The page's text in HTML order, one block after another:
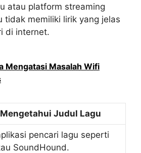
atau platform streaming
tidak memiliki lirik yang jelas
di internet.
Mengatasi Masalah Wifi
Judul Lagu
pencari lagu seperti
SoundHound.